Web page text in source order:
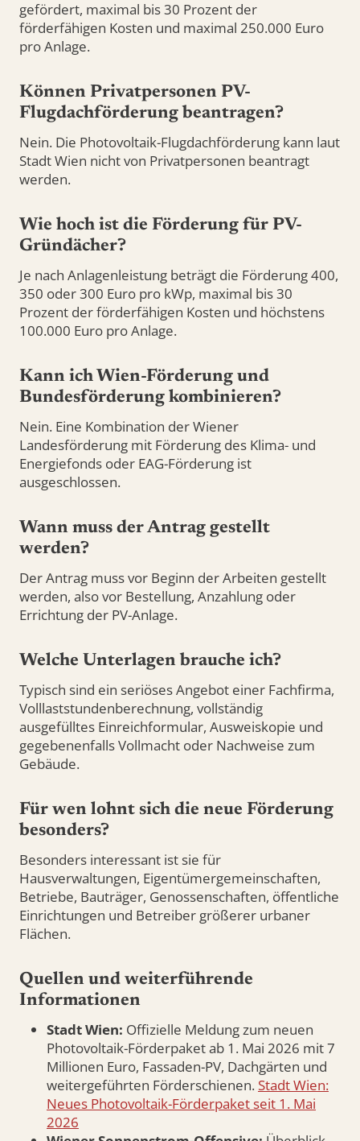
gefördert, maximal bis 30 Prozent der
förderfähigen Kosten und maximal 250.000 Euro
pro Anlage.
Können Privatpersonen PV-
Flugdachförderung beantragen?
Nein. Die Photovoltaik-Flugdachförderung kann laut
Stadt Wien nicht von Privatpersonen beantragt
werden.
Wie hoch ist die Förderung für PV-
Gründächer?
Je nach Anlagenleistung beträgt die Förderung 400,
350 oder 300 Euro pro kWp, maximal bis 30
Prozent der förderfähigen Kosten und höchstens
100.000 Euro pro Anlage.
Kann ich Wien-Förderung und
Bundesförderung kombinieren?
Nein. Eine Kombination der Wiener
Landesförderung mit Förderung des Klima- und
Energiefonds oder EAG-Förderung ist
ausgeschlossen.
Wann muss der Antrag gestellt
werden?
Der Antrag muss vor Beginn der Arbeiten gestellt
werden, also vor Bestellung, Anzahlung oder
Errichtung der PV-Anlage.
Welche Unterlagen brauche ich?
Typisch sind ein seriöses Angebot einer Fachfirma,
Volllaststundenberechnung, vollständig
ausgefülltes Einreichformular, Ausweiskopie und
gegebenenfalls Vollmacht oder Nachweise zum
Gebäude.
Für wen lohnt sich die neue Förderung
besonders?
Besonders interessant ist sie für
Hausverwaltungen, Eigentümergemeinschaften,
Betriebe, Bauträger, Genossenschaften, öffentliche
Einrichtungen und Betreiber größerer urbaner
Flächen.
Quellen und weiterführende
Informationen
Stadt Wien: Offizielle Meldung zum neuen
Photovoltaik-Förderpaket ab 1. Mai 2026 mit 7
Millionen Euro, Fassaden-PV, Dachgärten und
weitergeführten Förderschienen. Stadt Wien:
Neues Photovoltaik-Förderpaket seit 1. Mai
2026